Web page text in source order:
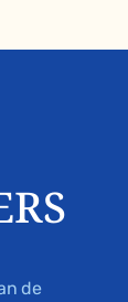
de